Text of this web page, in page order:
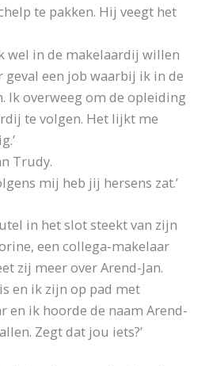
te pakken. Hij veegt het
wel in de makelaardij willen
een job waarbij ik in de
Ik overweeg om de opleiding
te volgen. Het lijkt me
Trudy.
mij heb jij hersens zat.’
in het slot steekt van zijn
een collega-makelaar
zij meer over Arend-Jan.
en ik zijn op pad met
en ik hoorde de naam Arend-
Zegt dat jou iets?’